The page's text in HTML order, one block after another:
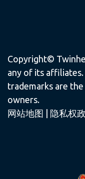
Copyright©
any of its
trademarks are
owners.
网站地图
隐私权